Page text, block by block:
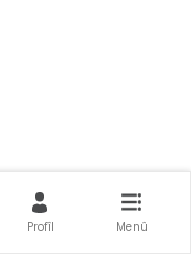
Profîl Menû